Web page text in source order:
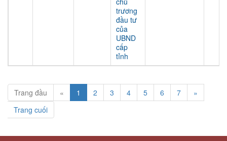
trương
đầu tư
của
UBND
cấp
tỉnh
Trang đầu « 1 2 3 4 5 6 7
»
Trang cuối